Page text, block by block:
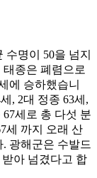
명이 50을 넘지
태종은 폐렴으로
에 승하했습니
, 2대 정종 63세,
67세로 총 다섯 분
세 까지 오래 산
광해군은 수발드
받아 넘겼다고 합